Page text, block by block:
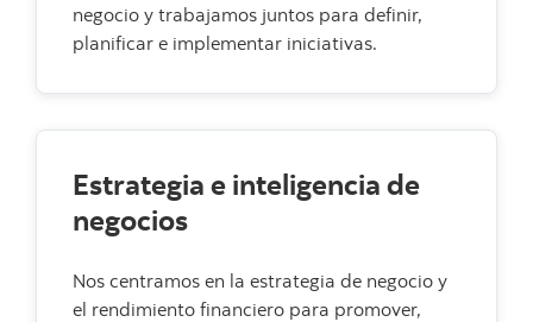
negocio y trabajamos juntos para definir,
planificar e implementar iniciativas.
Estrategia e inteligencia de
negocios
Nos centramos en la estrategia de negocio y
el rendimiento financiero para promover,